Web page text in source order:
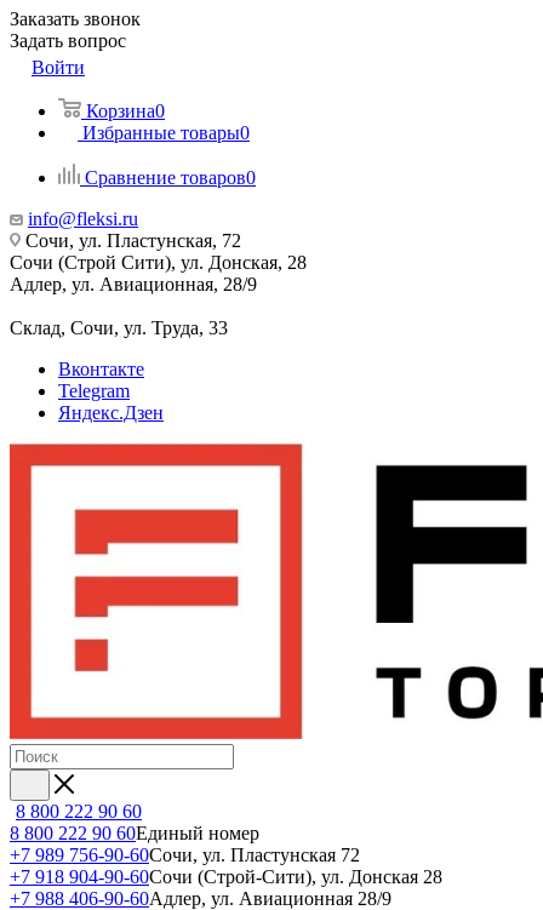
Заказать звонок
Задать вопрос
Войти
Корзина0
Избранные товары0
Сравнение товаров0
info@fleksi.ru
Сочи, ул. Пластунская, 72
Сочи (Строй Сити), ул. Донская, 28
Адлер, ул. Авиационная, 28/9
Склад, Сочи, ул. Труда, 33
Вконтакте
Telegram
Яндекс.Дзен
8 800 222 90 60
8 800 222 90 60Единый номер
+7 989 756-90-60Сочи, ул. Пластунская 72
+7 918 904-90-60Сочи (Строй-Сити), ул. Донская 28
+7 988 406-90-60Адлер, ул. Авиационная 28/9